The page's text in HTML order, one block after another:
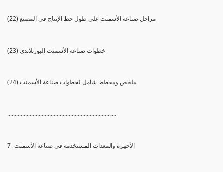
(22) مراحل صناعة الأسمنت علي طول خط الإنتاج في المصنع
(23) خطوات صناعة الأسمنت البورتلاندي
(24) ملخص ومخطط شامل لخطوات صناعة الأسمنت
.........................................................................
7- الأجهزة والمعدات المستخدمة في صناعة الأسمنت